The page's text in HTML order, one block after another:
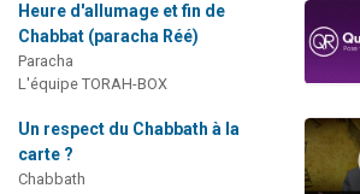
Heure d'allumage et fin de
Chabbat (paracha Réé)
Paracha
L'équipe TORAH-BOX
Un respect du Chabbath à la
carte ?
Chabbath